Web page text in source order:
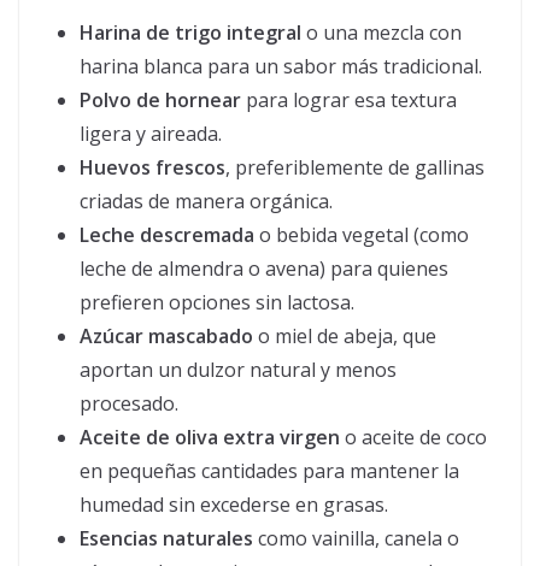
Harina de trigo integral o una mezcla con
harina blanca para un sabor más tradicional.
Polvo de hornear para lograr esa textura
ligera y aireada.
Huevos frescos, preferiblemente de gallinas
criadas de manera orgánica.
Leche descremada o bebida vegetal (como
leche de almendra o avena) para quienes
prefieren opciones sin lactosa.
Azúcar mascabado o miel de abeja, que
aportan un dulzor natural y menos
procesado.
Aceite de oliva extra virgen o aceite de coco
en pequeñas cantidades para mantener la
humedad sin excederse en grasas.
Esencias naturales como vainilla, canela o